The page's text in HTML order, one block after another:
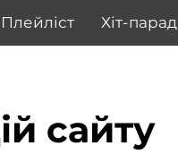
Плейліст Хіт-парад
сайту